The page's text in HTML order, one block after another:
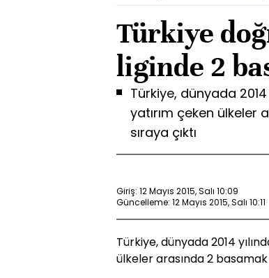
Türkiye
liginde 2
Türkiye, dünyada
yatırım çeken ülkeler
sıraya çıktı
Giriş: 12 Mayıs 2015, Salı 10:09
Güncelleme: 12 Mayıs 2015, Salı 10:11
Türkiye, dünyada 2014
ülkeler arasında 2 basamak